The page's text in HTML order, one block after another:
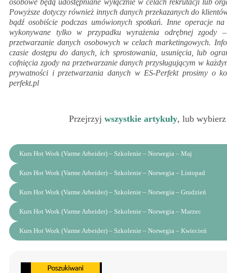
Powyższe dotyczy również innych danych przekazanych do
bądź osobiście podczas umówionych spotkań. Inne operacje
wykonywane tylko w przypadku wyrażenia odrębnej zgody
przetwarzanie danych osobowych w celach marketingowych.
czasie dostępu do danych, ich sprostowania, usunięcia, lub
cofnięcia zgody na przetwarzanie danych przysługującym w
prywatności i przetwarzania danych w ES-Perfekt prosimy o
perfekt.pl
Przejrzyj wszystkie artykuły, lub
Kurs Hot Work (Varme Arbeider) – Szkolenie – Norwegia – Maj
Kurs Hot Work (Varme Arbeider) – Szkolenie – Norwegia – Listopad
Kurs Hot Work (Varme Arbeider) – Szkolenie – Norwegia – Grudzień
Kurs Hot Work (Varme Arbeider) – Szkolenie – Norwegia – Marzec
Kurs Hot Work (Varme Arbeider) – Szkolenie – Norwegia – Kwiecień